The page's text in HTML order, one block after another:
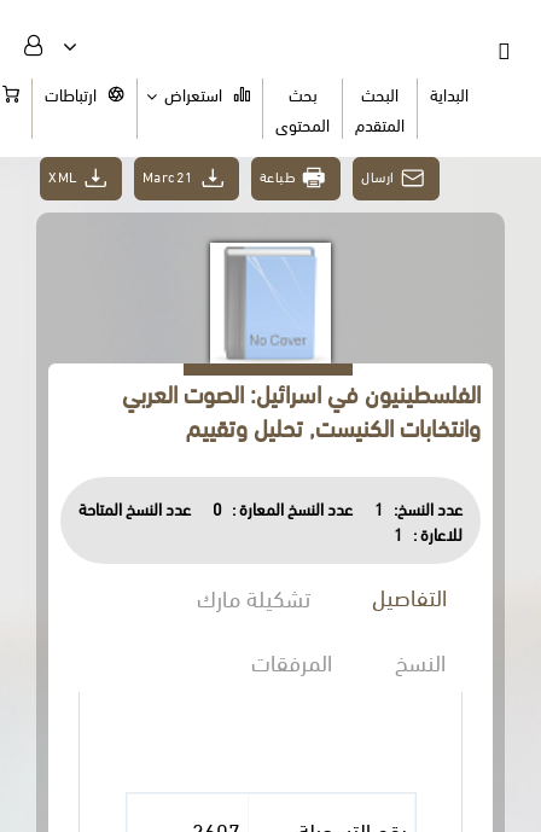
البحث
بحث
المحتوى
استعراض ارتباطات السلة
ارسال طباعة Marc21
الفلسطينيون في اسرائيل: الصوت العربي
وانتخابات الكنيست, تحليل وتقييم
عدد النسخ: 1 عدد النسخ المعارة : 0
عدد النسخ المتاحة
للاعارة :
1
التفاصيل
تشكيلة مارك
المرفقات